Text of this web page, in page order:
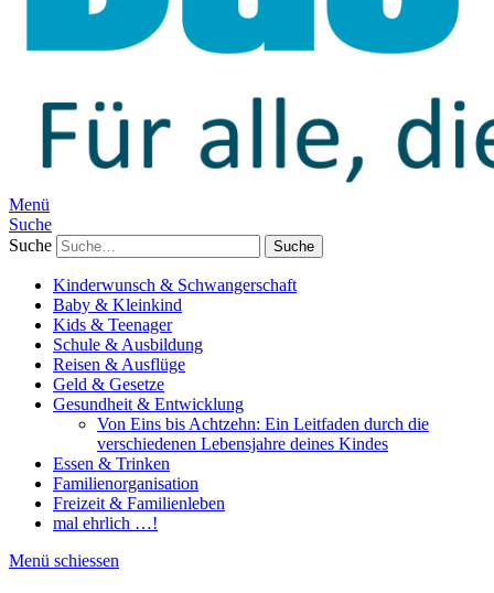
Menü
Suche
Suche
Kinderwunsch & Schwangerschaft
Baby & Kleinkind
Kids & Teenager
Schule & Ausbildung
Reisen & Ausflüge
Geld & Gesetze
Gesundheit & Entwicklung
Von Eins bis Achtzehn: Ein Leitfaden durch die
verschiedenen Lebensjahre deines Kindes
Essen & Trinken
Familienorganisation
Freizeit & Familienleben
mal ehrlich …!
Menü schiessen